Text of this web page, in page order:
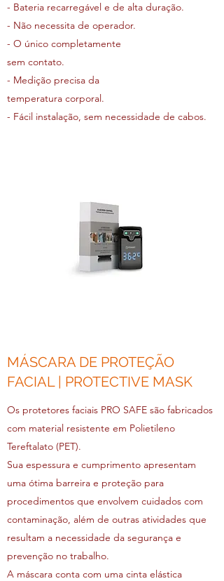
- Bateria recarregável e de alta duração.
- Não necessita de operador.
- O único completamente
sem contato.
- Medição precisa da
temperatura corporal.
- Fácil instalação, sem necessidade de cabos.
MÁSCARA DE PROTEÇÃO
FACIAL | PROTECTIVE MASK
Os protetores faciais PRO SAFE são fabricados
com material resistente em Polietileno
Tereftalato (PET).
Sua espessura e cumprimento apresentam
uma ótima barreira e proteção para
procedimentos que envolvem cuidados com
contaminação, além de outras atividades que
resultam a necessidade da segurança e
prevenção no trabalho.
A máscara conta com uma cinta elástica